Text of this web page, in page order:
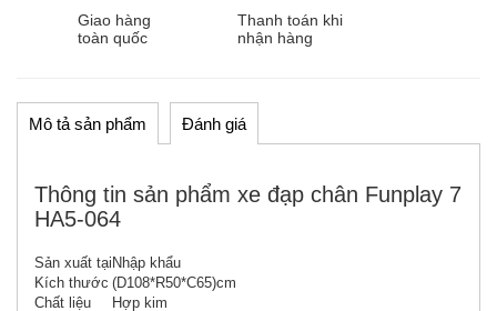
Giao hàng
toàn quốc
Thanh toán khi
nhận hàng
Mô tả sản phẩm Đánh giá
Thông tin sản phẩm xe đạp chân Funplay 7
HA5-064
Sản xuất tại Nhập khẩu
Kích thước (D108*R50*C65)cm
Chất liệu
Hợp kim